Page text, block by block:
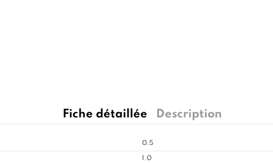
Fiche détaillée Description
0.5
1.0